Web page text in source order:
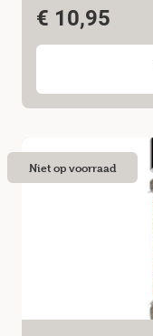
€ 10,95
Niet op voorraad